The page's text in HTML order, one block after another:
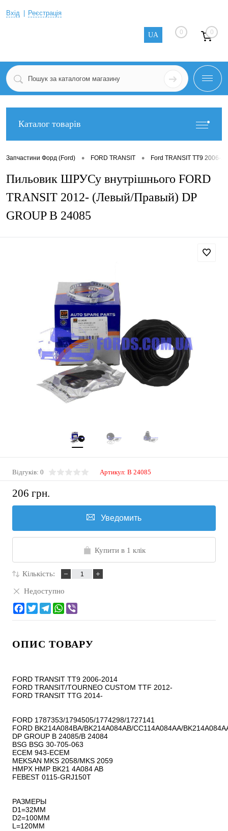
Вхід Реєстрація
UA 0 0
Каталог товарів
Запчастини Форд (Ford) • FORD TRANSIT • Ford TRANSIT TT9 2006-
Пильовик ШРУСу внутрішнього FORD
TRANSIT 2012- (Левый/Правый) DP
GROUP B 24085
Відгуків: 0 Артикул: B 24085
206 грн.
Уведомить
Купити в 1 клік
Кількість:
Недоступно
ОПИС ТОВАРУ
FORD TRANSIT TT9 2006-2014
FORD TRANSIT/TOURNEO CUSTOM TTF 2012-
FORD TRANSIT TTG 2014-
FORD 1787353/1794505/1774298/1727141
FORD BK214A084BA/BK214A084AB/CC114A084AA/
DP GROUP B 24085/B 24084
BSG BSG 30-705-063
ECEM 943-ECEM
MEKSAN MKS 2058/MKS 2059
HMPX HMP BK21 4A084 AB
FEBEST 0115-GRJ150T
РАЗМЕРЫ
D1=32MM
D2=100MM
L=120MM